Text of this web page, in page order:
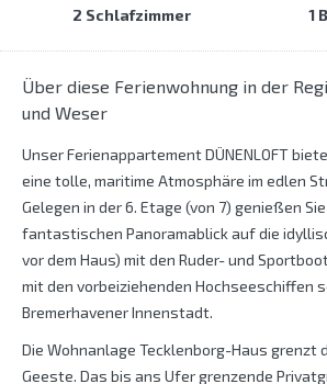
2 Schlafzimmer
1
Über diese Ferienwohnung in der
und Weser
Unser Ferienappartement DÜNENLOFT
eine tolle, maritime Atmosphäre im edlen
Gelegen in der 6. Etage (von 7) genießen
fantastischen Panoramablick auf die
vor dem Haus) mit den Ruder- und
mit den vorbeiziehenden Hochseeschiffen
Bremerhavener Innenstadt.
Die Wohnanlage Tecklenborg-Haus grenzt
Geeste. Das bis ans Ufer grenzende